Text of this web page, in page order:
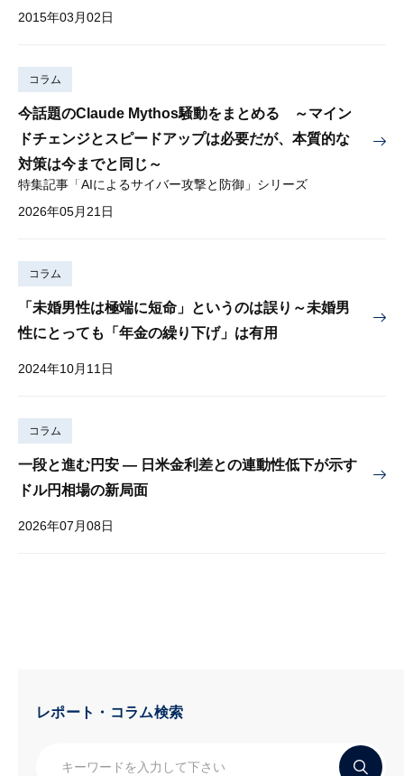
2015年03月02日
コラム
今話題のClaude Mythos騒動をまとめる ～マイン
ドチェンジとスピードアップは必要だが、本質的な
対策は今までと同じ～
特集記事「AIによるサイバー攻撃と防御」シリーズ
2026年05月21日
コラム
「未婚男性は極端に短命」というのは誤り～未婚男
性にとっても「年金の繰り下げ」は有用
2024年10月11日
コラム
一段と進む円安 — 日米金利差との連動性低下が示す
ドル円相場の新局面
2026年07月08日
レポート・コラム検索